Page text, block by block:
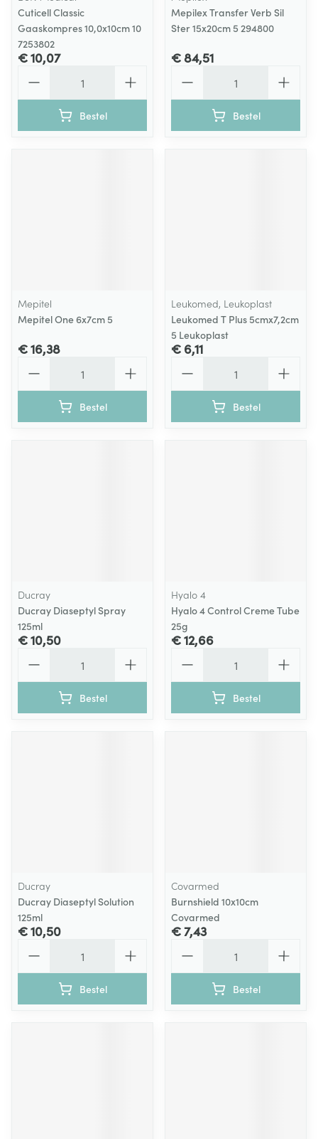
Cuticell Classic
Gaaskompres 10,0x10cm 10
7253802
€ 10,07
Bestel
Mepilex Transfer Verb Sil
Ster 15x20cm 5 294800
€ 84,51
Bestel
Mepitel
Mepitel One 6x7cm 5
€ 16,38
Bestel
Leukomed, Leukoplast
Leukomed T Plus 5cmx7,2cm
5 Leukoplast
€ 6,11
Bestel
Ducray
Ducray Diaseptyl Spray
125ml
€ 10,50
Bestel
Hyalo 4
Hyalo 4 Control Creme Tube
25g
€ 12,66
Bestel
Ducray
Ducray Diaseptyl Solution
125ml
€ 10,50
Bestel
Covarmed
Burnshield 10x10cm
Covarmed
€ 7,43
Bestel